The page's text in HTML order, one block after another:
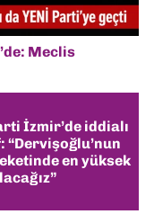
Meclis
İzmir’de iddialı
“Dervişoğlu’nun
en yüksek